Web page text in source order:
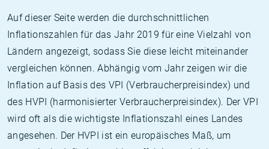
Auf dieser Seite werden die durchschnittlichen
Inflationszahlen für das Jahr 2019 für eine Vielzahl von
Ländern angezeigt, sodass Sie diese leicht miteinander
vergleichen können. Abhängig vom Jahr zeigen wir die
Inflation auf Basis des VPI (Verbraucherpreisindex) und
des HVPI (harmonisierter Verbraucherpreisindex). Der VPI
wird oft als die wichtigste Inflationszahl eines Landes
angesehen. Der HVPI ist ein europäisches Maß, um